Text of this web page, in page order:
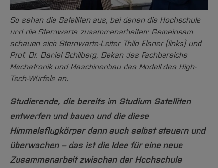
Arbeiten im FB G
Forschung und Projekte
International
Team
Service
Studiengänge
Studieninteressierte
Aktuelles
Studium
Fachgruppen
Forschung und Entwicklung
International
Service
Amtliche Bekanntmachungen
Notfall-Infos
BO Shop
Familiengerechte Hochschule
Gleichstellung
Diskriminierungsfreie Hochschule
Vertretungen
Wahlen
Hochschulbibliothek
Hochschulkommunikation
International Office
Medienzentrum
qed-Stiftung
So sehen die Satelliten aus, bei denen die Hochschule
und die Sternwarte zusammenarbeiten: Gemeinsam
schauen sich Sternwarte-Leiter Thilo Elsner (links) und
Prof. Dr. Daniel Schilberg, Dekan des Fachbereichs
Mechatronik und Maschinenbau das Modell des High-
Tech-Würfels an.
Studierende, die bereits im Studium Satelliten
entwerfen und bauen und die diese
Himmelsflugkörper dann auch selbst steuern und
überwachen – das ist die Idee für eine neue
Zusammenarbeit zwischen der Hochschule